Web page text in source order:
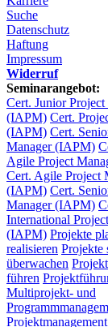
Suche
Datenschutz
Haftung
Impressum
Widerruf
Seminarangebot:
Cert. Junior Project
(IAPM) Cert.
(IAPM) Cert.
Manager (IAPM)
Agile Project
Cert. Agile Project
(IAPM) Cert.
Manager (IAPM)
International
(IAPM) Projekte
realisieren Projekte
überwachen
führen
Multiprojekt- und